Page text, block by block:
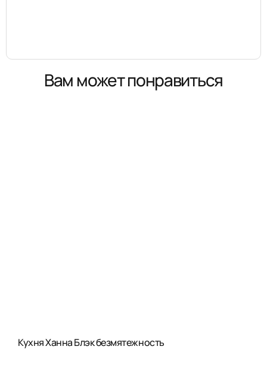
Вам может понравиться
Кухня Ханна Блэк безмятежность